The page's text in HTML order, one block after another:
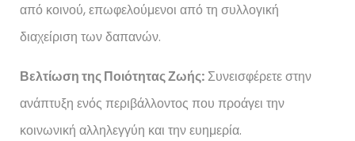
από κοινού, επωφελούμενοι από τη συλλογική
διαχείριση των δαπανών.
Βελτίωση της Ποιότητας Ζωής: Συνεισφέρετε στην
ανάπτυξη ενός περιβάλλοντος που προάγει την
κοινωνική αλληλεγγύη και την ευημερία.